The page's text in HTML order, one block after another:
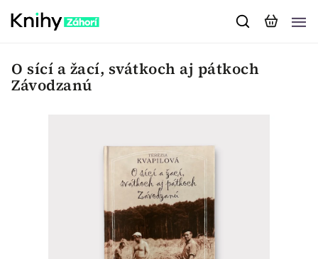
O sící a žací, svátkoch aj pátkoch
Závodzanú